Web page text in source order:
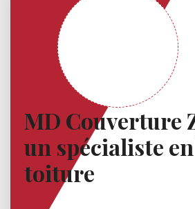
MD Couverture
un spécialiste
toiture